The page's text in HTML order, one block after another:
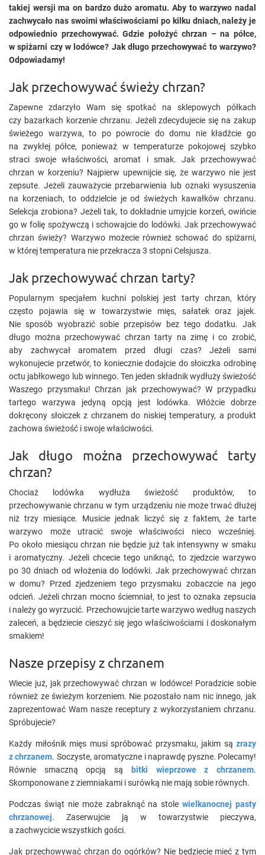
takiej wersji ma on bardzo dużo aromatu. Aby to warzywo nadal
zachwycało nas swoimi właściwościami po kilku dniach, należy je
odpowiednio przechowywać. Gdzie położyć chrzan – na półce,
w spiżarni czy w lodówce? Jak długo przechowywać to warzywo?
Odpowiadamy!
Jak przechowywać świeży chrzan?
Zapewne zdarzyło Wam się spotkać na sklepowych półkach
czy bazarkach korzenie chrzanu. Jeżeli zdecydujecie się na zakup
świeżego warzywa, to po powrocie do domu nie kładźcie go
na zwykłej półce, ponieważ w temperaturze pokojowej szybko
straci swoje właściwości, aromat i smak. Jak przechowywać
chrzan w korzeniu? Najpierw upewnijcie się, że warzywo nie jest
zepsute. Jeżeli zauważycie przebarwienia lub oznaki wysuszenia
na korzeniach, to oddzielcie je od świeżych kawałków chrzanu.
Selekcja zrobiona? Jeżeli tak, to dokładnie umyjcie korzeń, owińcie
go w folię spożywczą i schowajcie do lodówki. Jak przechowywać
chrzan świeży? Warzywo możecie również schować do spiżarni,
w której temperatura nie przekracza 3 stopni Celsjusza.
Jak przechowywać chrzan tarty?
Popularnym specjałem kuchni polskiej jest tarty chrzan, który
często pojawia się w towarzystwie mięs, sałatek oraz jajek.
Nie sposób wyobrazić sobie przepisów bez tego dodatku. Jak
długo można przechowywać chrzan tarty na zimę i co zrobić,
aby zachwycał aromatem przed długi czas? Jeżeli sami
wykonujecie przetwór, to koniecznie dodajcie do słoiczka odrobinę
octu jabłkowego lub winnego. Ten jeden składnik wydłuży świeżość
Waszego przysmaku! Chrzan jak przechowywać? W przypadku
tartego warzywa jedyną opcją jest lodówka. Włóżcie dobrze
dokręcony słoiczek z chrzanem do niskiej temperatury, a produkt
zachowa świeżość i swoje właściwości.
Jak długo można przechowywać tarty
chrzan?
Chociaż lodówka wydłuża świeżość produktów, to
przechowywanie chrzanu w tym urządzeniu nie może trwać dłużej
niż trzy miesiące. Musicie jednak liczyć się z faktem, że tarte
warzywo może utracić swoje właściwości nieco wcześniej.
Po około miesiącu chrzan nie będzie już tak intensywny w smaku
i aromatyczny. Jeżeli chcecie tego uniknąć, to zjedzcie warzywo
po 30 dniach od włożenia do lodówki. Jak przechowywać chrzan
w domu? Przed zjedzeniem tego przysmaku zobaczcie na jego
odcień. Jeżeli chrzan mocno ściemniał, to jest to oznaka zepsucia
i należy go wyrzucić. Przechowujcie tarte warzywo według naszych
zaleceń, a będziecie cieszyć się jego właściwościami i doskonałym
smakiem!
Nasze przepisy z chrzanem
Wiecie już, jak przechowywać chrzan w lodówce! Poradzicie sobie
również ze świeżym korzeniem. Nie pozostało nam nic innego, jak
zaprezentować Wam nasze receptury z wykorzystaniem chrzanu.
Spróbujecie?
Każdy miłośnik mięs musi spróbować przysmaku, jakim są zrazy
z chrzanem. Soczyste, aromatyczne i naprawdę pyszne. Polecamy!
Równie smaczną opcją są
bitki wieprzowe z chrzanem.
Skomponowane z ziemniakami i surówką nie mają sobie równych.
Podczas świąt nie może zabraknąć na stolewielkanocnej pasty
chrzanowej. Zaserwujcie ją w towarzystwie pieczywa,
a zachwycicie wszystkich gości.
Jak przechowywać chrzan do ogórków? Nie będziecie mieć z tym